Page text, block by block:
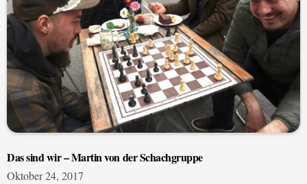
Das sind wir – Martin von der Schachgruppe
Oktober 24, 2017